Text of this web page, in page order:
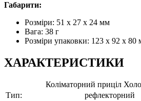
Габарити:
Розміри: 51 x 27 x 24 мм
Вага: 38 г
Розміри упаковки: 123 x 92 x 80
ХАРАКТЕРИСТИКИ
Коліматорний приціл
Тип:
рефлекторний